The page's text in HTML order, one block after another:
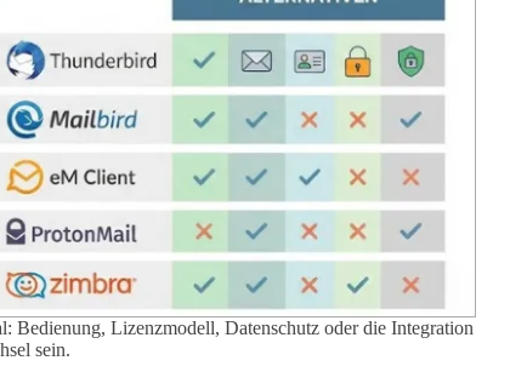
Bedienung, Lizenzmodell, Datenschutz oder die Integration
sein.